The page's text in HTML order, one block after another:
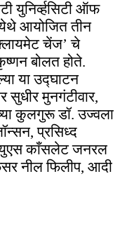
युनिर्व्हसिटी ऑफ
येथे आयोजित तीन
चेंज’ चे
बोलत होते.
या उद्घाटन
सुधीर मुनगंटीवार,
कुलगुरू डॉ. उज्वला
प्रसिध्द
युएस काँसलेट जनरल
नील फिलीप, आदी